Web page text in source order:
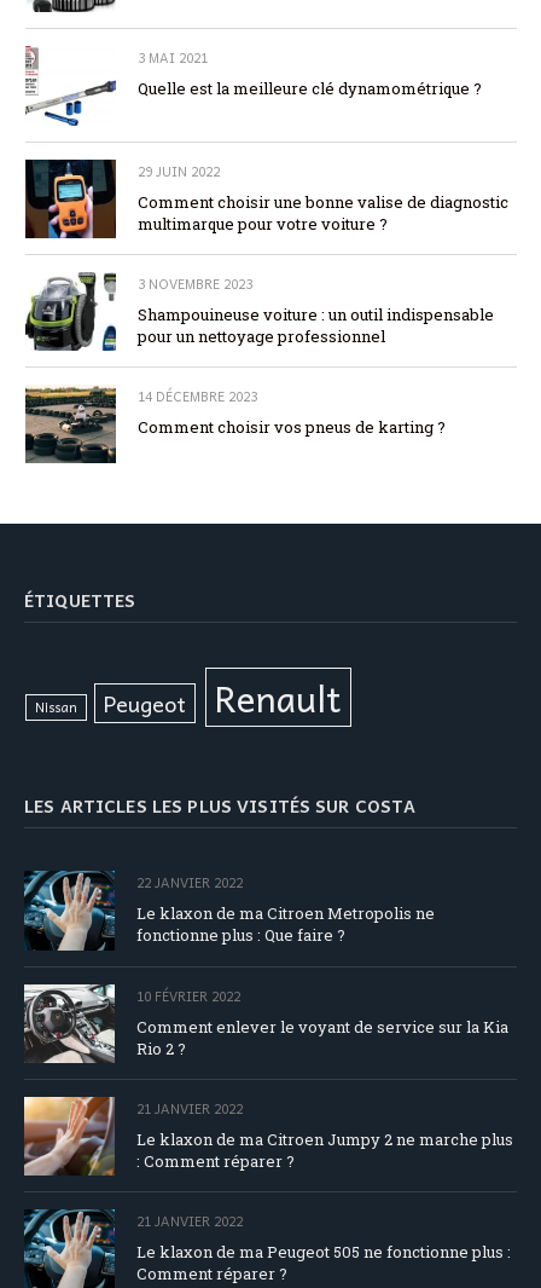
3 MAI 2021
Quelle est la meilleure clé dynamométrique ?
29 JUIN 2022
Comment choisir une bonne valise de diagnostic
multimarque pour votre voiture ?
3 NOVEMBRE 2023
Shampouineuse voiture : un outil indispensable
pour un nettoyage professionnel
14 DÉCEMBRE 2023
Comment choisir vos pneus de karting ?
ÉTIQUETTES
Nissan Peugeot Renault
LES ARTICLES LES PLUS VISITÉS SUR COSTA
22 JANVIER 2022
Le klaxon de ma Citroen Metropolis ne
fonctionne plus : Que faire ?
10 FÉVRIER 2022
Comment enlever le voyant de service sur la Kia
Rio 2 ?
21 JANVIER 2022
Le klaxon de ma Citroen Jumpy 2 ne marche plus
: Comment réparer ?
21 JANVIER 2022
Le klaxon de ma Peugeot 505 ne fonctionne plus :
Comment réparer ?